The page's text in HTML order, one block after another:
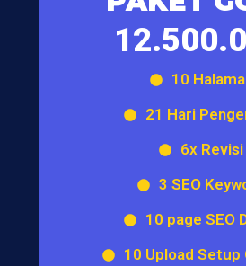
10
21 Hari
6x Revisi
3 SEO
10 page SEO
10 Upload Setup